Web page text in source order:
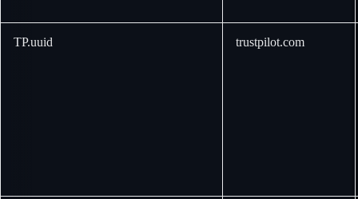
TP.uuid trustpilot.com